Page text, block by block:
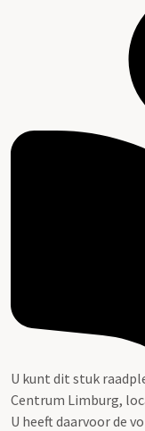
U kunt dit stuk
Centrum Limburg,
U heeft daarvoor de